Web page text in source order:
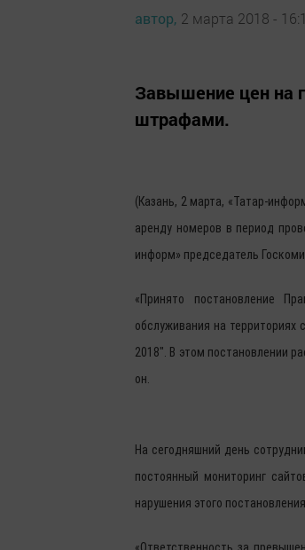
автор, 2 марта 2018 -
Завышение цен на
штрафами.
(Казань, 2 марта, «Татар-
аренду номеров в период
информ» председатель
«Принято постановление
обслуживания на
2018". В этом постановлении
он.
На сегодняшний день
постоянный мониторинг
нарушения этого